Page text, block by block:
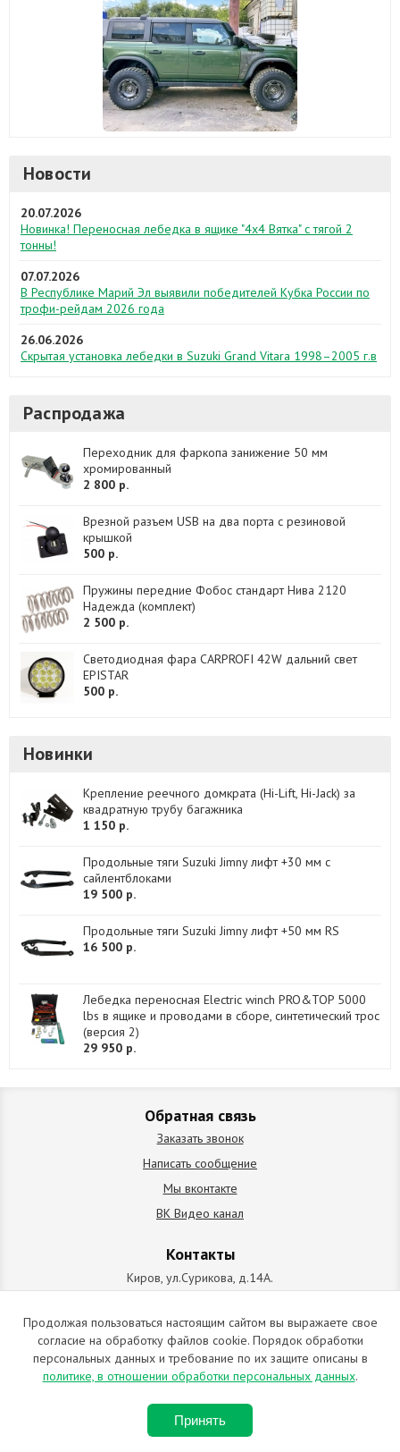
Новости
20.07.2026
Новинка! Переносная лебедка в ящике "4х4 Вятка" с тягой 2
тонны!
07.07.2026
В Республике Марий Эл выявили победителей Кубка России по
трофи-рейдам 2026 года
26.06.2026
Скрытая установка лебедки в Suzuki Grand Vitara 1998–2005 г.в
Распродажа
Переходник для фаркопа занижение 50 мм
хромированный
2 800 р.
Врезной разъем USB на два порта с резиновой
крышкой
500 р.
Пружины передние Фобос стандарт Нива 2120
Надежда (комплект)
2 500 р.
Светодиодная фара CARPROFI 42W дальний свет
EPISTAR
500 р.
Новинки
Крепление реечного домкрата (Hi-Lift, Hi-Jack) за
квадратную трубу багажника
1 150 р.
Продольные тяги Suzuki Jimny лифт +30 мм с
сайлентблоками
19 500 р.
Продольные тяги Suzuki Jimny лифт +50 мм RS
16 500 р.
Лебедка переносная Electric winch PRO&TOP 5000
lbs в ящике и проводами в сборе, синтетический трос
(версия 2)
29 950 р.
Обратная связь
Заказать звонок
Написать сообщение
Мы вконтакте
ВК Видео канал
Контакты
Киров, ул.Сурикова, д.14А.
схема проезда
+7 (912) 827-92-55
ИП Позолотин Евгений Валерьевич
ИНН 434537218055 / ОГРН ИП 309434505600123 от 25.02.2009
2009-2026 © Все права защищены. Копирование материалов
запрещено. Отправляя любую форму на сайте, вы соглашаетесь с
Продолжая пользоваться настоящим сайтом вы выражаете свое
согласие на обработку файлов cookie. Порядок обработки
персональных данных и требование по их защите описаны в
политике, в отношении обработки персональных данных.
Принять